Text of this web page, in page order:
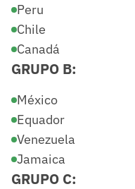
Peru
Chile
Canadá
GRUPO B:
México
Equador
Venezuela
Jamaica
GRUPO C: